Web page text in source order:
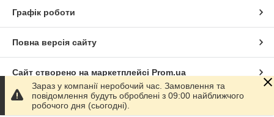
Графік роботи
Повна версія сайту
Сайт створено на маркетплейсі Prom.ua
Політика конфіденційності
Зараз у компанії неробочий час. Замовлення та
повідомлення будуть оброблені з 09:00 найближчого
робочого дня (сьогодні).